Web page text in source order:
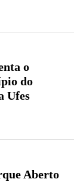
o
do
Ufes
Aberto